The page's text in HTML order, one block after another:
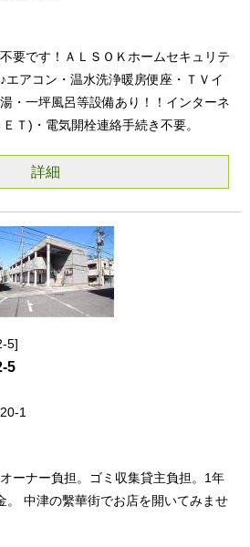
要です！ＡＬＳＯＫホームセキュリテ
エアコン・温水洗浄暖房便座・ＴＶイ
・一坪風呂等設備あり！！インターネ
Ｔ)・電気開栓連絡手続き不要。
詳細
5
5
1
ーナー負担。ゴミ収集貸主負担。1年
。 中津の繫華街でお店を開いてみませ